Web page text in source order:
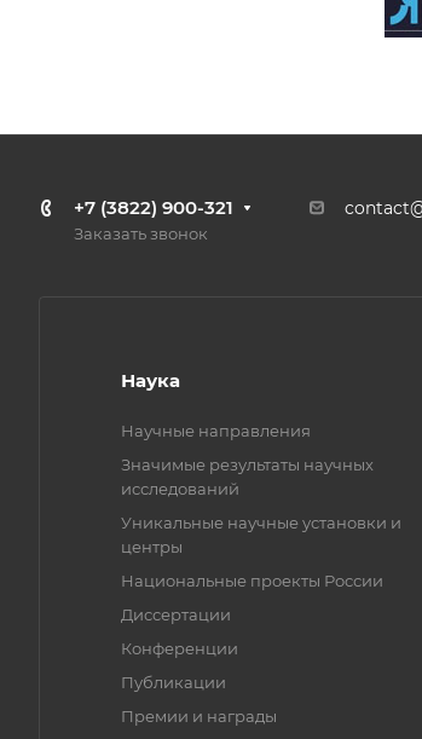
+7 (3822) 900-321
Заказать звонок
Наука
Научные направления
Значимые результаты научных
исследований
Уникальные научные установки и
центры
Национальные проекты России
Диссертации
Конференции
Публикации
Премии и награды